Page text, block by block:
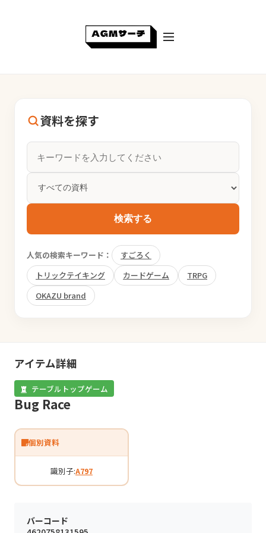
資料を探す
検索する
人気の検索キーワード：
すごろく
トリックテイキング
カードゲーム
TRPG
OKAZU brand
アイテム詳細
テーブルトップゲーム
Bug Race
個別資料
識別子:A797
バーコード